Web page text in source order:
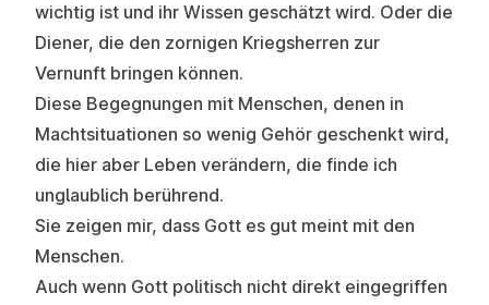
wichtig ist und ihr Wissen geschätzt wird. Oder die
Diener, die den zornigen Kriegsherren zur
Vernunft bringen können.
Diese Begegnungen mit Menschen, denen in
Machtsituationen so wenig Gehör geschenkt wird,
die hier aber Leben verändern, die finde ich
unglaublich berührend.
Sie zeigen mir, dass Gott es gut meint mit den
Menschen.
Auch wenn Gott politisch nicht direkt eingegriffen